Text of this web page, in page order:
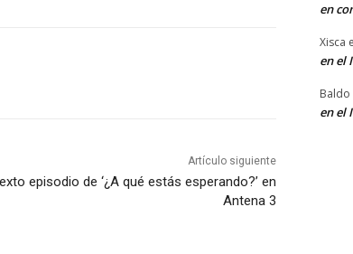
Artículo siguiente
episodio de ‘¿A qué estás esperando?’ en
Antena 3
en
Xisca
en el
Baldo
en el